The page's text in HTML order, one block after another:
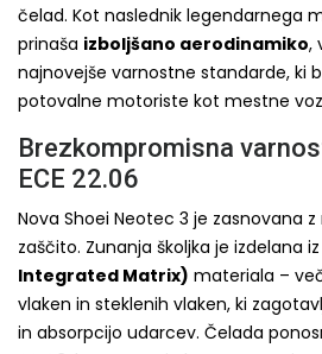
čelad. Kot naslednik legendarnega
prinaša izboljšano aerodinamiko,
najnovejše varnostne standarde, ki
potovalne motoriste kot mestne
Brezkompromisna
ECE 22.06
Nova Shoei Neotec 3 je zasnovana
zaščito. Zunanja školjka je izdelana iz
Integrated Matrix) materiala –
vlaken in steklenih vlaken, ki
in absorpcijo udarcev. Čelada